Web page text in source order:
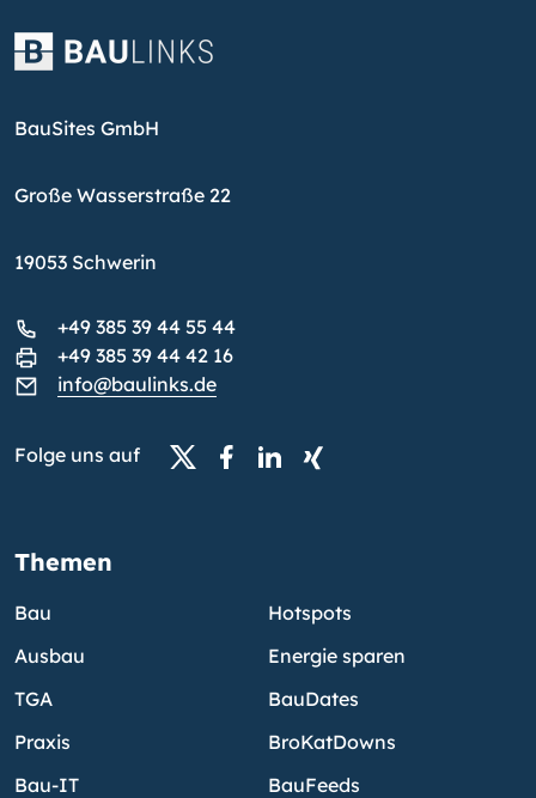
BauSites GmbH
Große Wasserstraße 22
19053 Schwerin
+49 385 39 44 55 44
+49 385 39 44 42 16
info@baulinks.de
Folge uns auf
Themen
Bau
Ausbau
TGA
Praxis
Bau-IT
Hotspots
Energie sparen
BauDates
BroKatDowns
BauFeeds